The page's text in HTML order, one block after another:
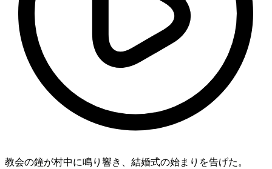
教会の鐘が村中に鳴り響き、結婚式の始まりを告げた。